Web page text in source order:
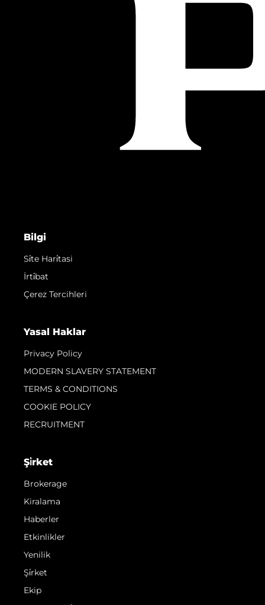
Bilgi
Si̇te Hari̇tasi
İrti̇bat
Çerez Tercihleri
Yasal Haklar
Privacy Policy
MODERN SLAVERY STATEMENT
TERMS & CONDITIONS
COOKIE POLICY
RECRUITMENT
Şi̇rket
Brokerage
Kiralama
Haberler
Etkinlikler
Yenilik
Şi̇rket
Ekip